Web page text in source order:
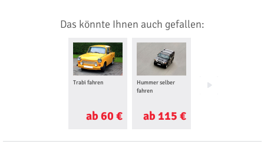
Das könnte Ihnen auch gefallen:
Trabi fahren
ab 60 €
Hummer selber
fahren
ab 115 €
Bagger selber